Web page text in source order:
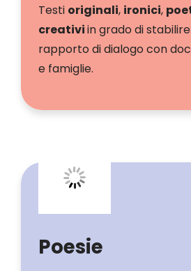
Testi originali, ironici,
creativiin grado di
rapporto di dialogo con
e famiglie.
Poesie